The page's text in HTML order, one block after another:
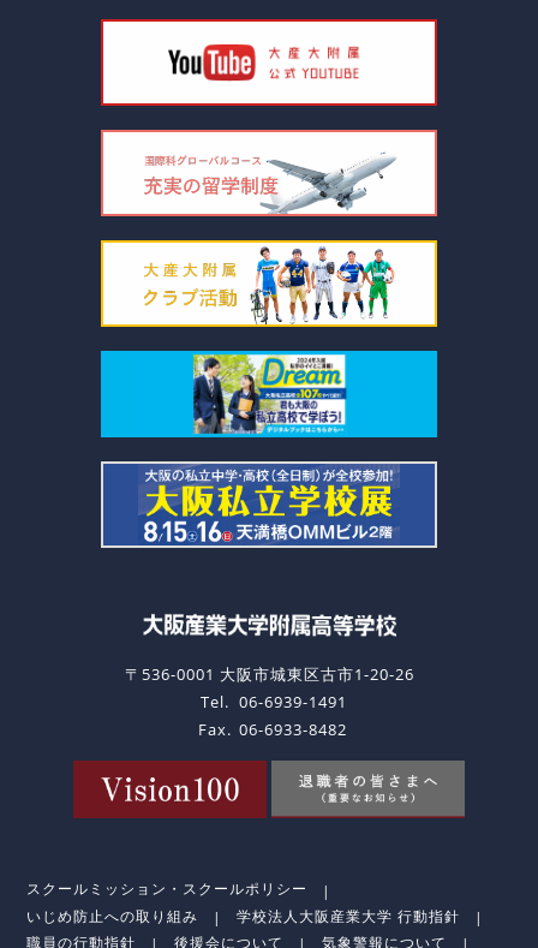
〒536-0001 大阪市城東区古市1-20-26
Tel. 06-6939-1491
Fax. 06-6933-8482
スクールミッション・スクールポリシー
いじめ防止への取り組み
学校法人大阪産業大学 行動指針
職員の行動指針
後援会について 気象警報について